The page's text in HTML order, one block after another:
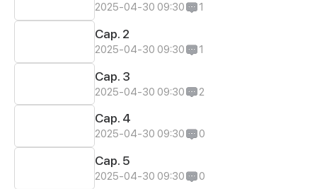
2025-04-30 09:30 1
Cap. 2
2025-04-30 09:30 1
Cap. 3
2025-04-30 09:30 2
Cap. 4
2025-04-30 09:30 0
Cap. 5
2025-04-30 09:30 0